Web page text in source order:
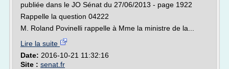
publiée dans le JO Sénat du 27/06/2013 - page 1922
Rappelle la question 04222
M. Roland Povinelli rappelle à Mme la ministre de la...
Lire la suite
Date: 2016-10-21 11:32:16
Site : senat.fr